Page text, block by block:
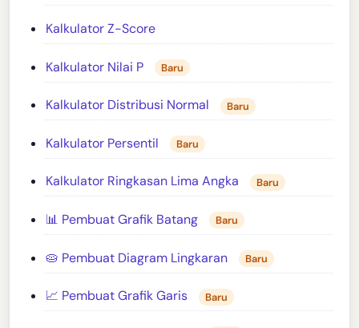
Kalkulator Z-Score
Kalkulator Nilai P Baru
Kalkulator Distribusi Normal Baru
Kalkulator Persentil Baru
Kalkulator Ringkasan Lima Angka Baru
📊 Pembuat Grafik Batang Baru
🥧 Pembuat Diagram Lingkaran Baru
📈 Pembuat Grafik Garis Baru